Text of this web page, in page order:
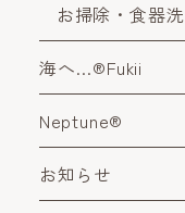
お掃除・食器
海へ…®Fukii
Neptune®
お知らせ